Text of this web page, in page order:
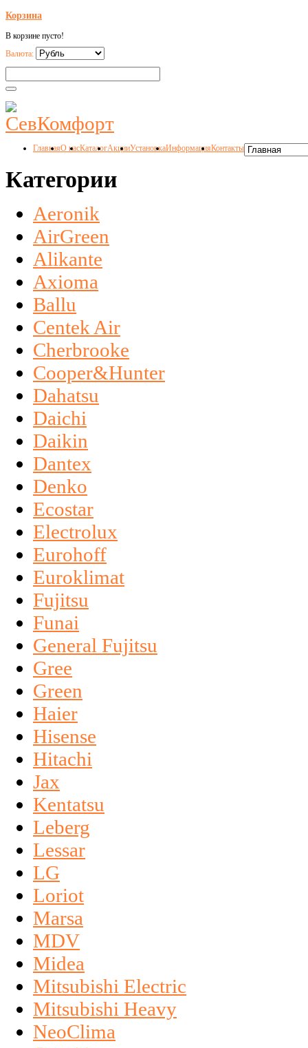
Корзина
В корзине пусто!
Валюта:
ГлавнаяО насКаталогАкцииУстановкаИнформацияКонтакты
Категории
Aeronik
AirGreen
Alikante
Axioma
Ballu
Centek Air
Cherbrooke
Cooper&Hunter
Dahatsu
Daichi
Daikin
Dantex
Denko
Ecostar
Electrolux
Eurohoff
Euroklimat
Fujitsu
Funai
General Fujitsu
Gree
Green
Haier
Hisense
Hitachi
Jax
Kentatsu
Leberg
Lessar
LG
Loriot
Marsa
MDV
Midea
Mitsubishi Electric
Mitsubishi Heavy
NeoClima